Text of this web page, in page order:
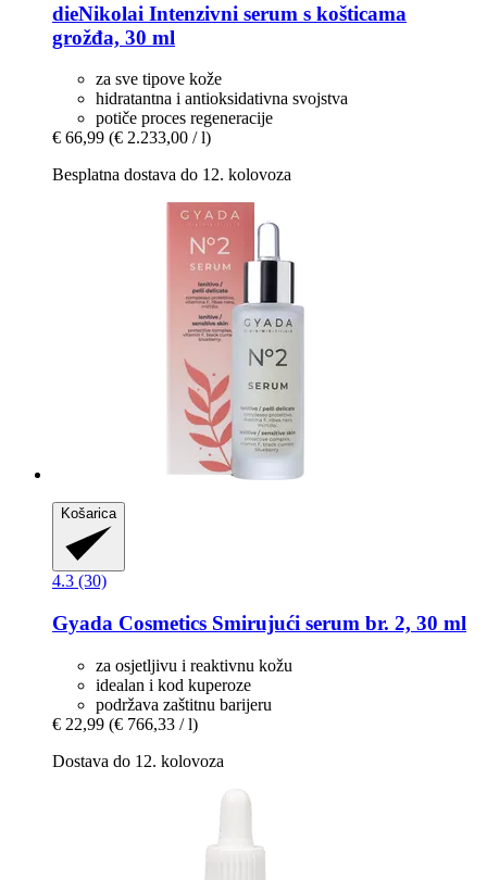
dieNikolai Intenzivni serum s košticama
grožđa, 30 ml
za sve tipove kože
hidratantna i antioksidativna svojstva
potiče proces regeneracije
€ 66,99 (€ 2.233,00 / l)
Besplatna dostava do 12. kolovoza
Košarica
4.3 (30)
Gyada Cosmetics Smirujući serum br. 2, 30 ml
za osjetljivu i reaktivnu kožu
idealan i kod kuperoze
podržava zaštitnu barijeru
€ 22,99 (€ 766,33 / l)
Dostava do 12. kolovoza